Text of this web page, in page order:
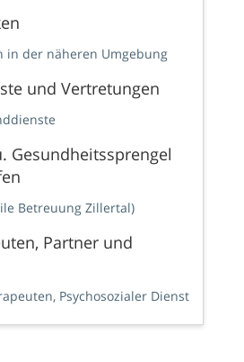
in der näheren Umgebung
und Vertretungen
Gesundheitssprengel
Betreuung Zillertal)
Partner und
Psychosozialer Dienst